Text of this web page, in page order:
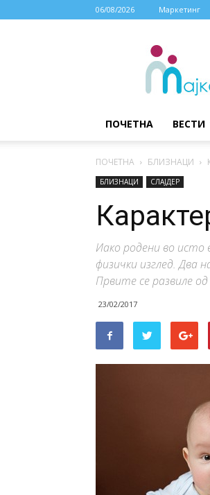
06/08/2026 Маркетинг
МАЈКА
ДЕТЕ
ПОЧЕТНА ВЕСТИ
ПОЧЕТНА БЛИЗНАЦИ
БЛИЗНАЦИ СЛАЈДЕР
Иако родени во исто
физички изглед. Два
Првите се развиле од
23/02/2017